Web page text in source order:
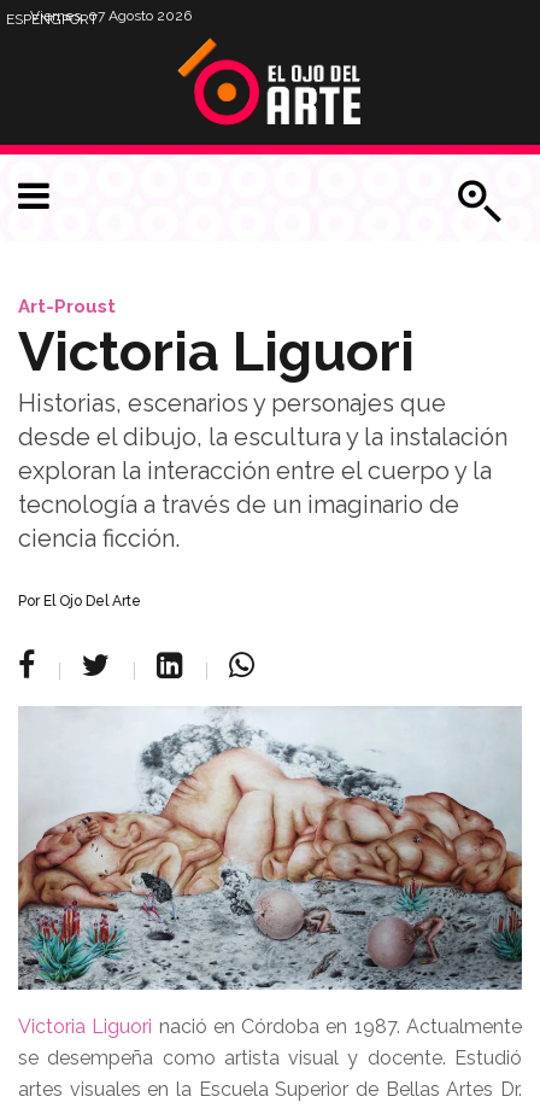
Viernes, 07 Agosto 2026
ESPENGPORT
Art-Proust
Victoria Liguori
Historias, escenarios y personajes que
desde el dibujo, la escultura y la instalación
exploran la interacción entre el cuerpo y la
tecnología a través de un imaginario de
ciencia ficción.
Por El Ojo Del Arte
Victoria Liguori nació en Córdoba en 1987. Actualmente
se desempeña como artista visual y docente. Estudió
artes visuales en la Escuela Superior de Bellas Artes Dr.